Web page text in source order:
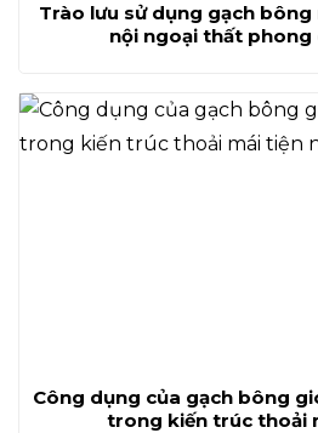
Trào lưu sử dụng gạch
nội ngoại thất phong
Công dụng của gạch bông
trong kiến trúc thoải